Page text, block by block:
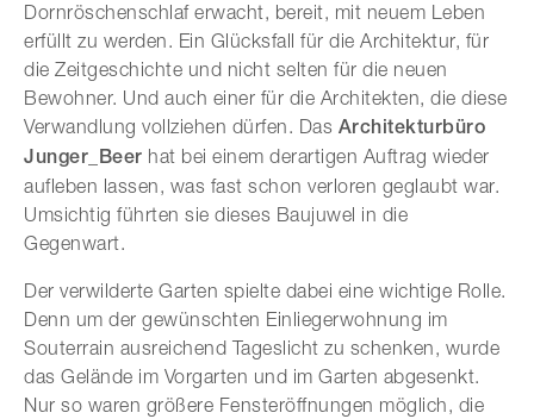
Dornröschenschlaf erwacht, bereit, mit neuem Leben
erfüllt zu werden. Ein Glücksfall für die Architektur, für
die Zeitgeschichte und nicht selten für die neuen
Bewohner. Und auch einer für die Architekten, die diese
Verwandlung vollziehen dürfen. Das Architekturbüro
Junger_Beer hat bei einem derartigen Auftrag wieder
aufleben lassen, was fast schon verloren geglaubt war.
Umsichtig führten sie dieses Baujuwel in die
Gegenwart.
Der verwilderte Garten spielte dabei eine wichtige Rolle.
Denn um der gewünschten Einliegerwohnung im
Souterrain ausreichend Tageslicht zu schenken, wurde
das Gelände im Vorgarten und im Garten abgesenkt.
Nur so waren größere Fensteröffnungen möglich, die